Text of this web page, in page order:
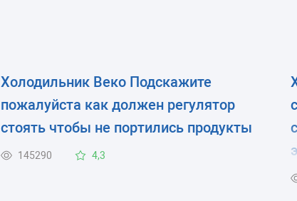
Холодильник Веко Подскажите
пожалуйста как должен регулятор
стоять чтобы не портились продукты
145290 4,3